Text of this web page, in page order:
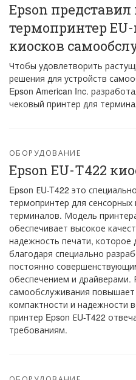
Epson
термопринтер
киосков
Чтобы удовлетворить
решения для устройств
Epson American Inc.
чековый принтер для
ОБОРУДОВАНИЕ
Epson ЕU-T422
Epson ЕU-T422 это
термопринтер для
терминалов. Модель
обеспечивает высокое
надежность печати, которое
благодаря специально
постоянно
обеспечением и драйверами.
самообслуживания
компактности и надежности
принтер Epson ЕU-T422
требованиям.